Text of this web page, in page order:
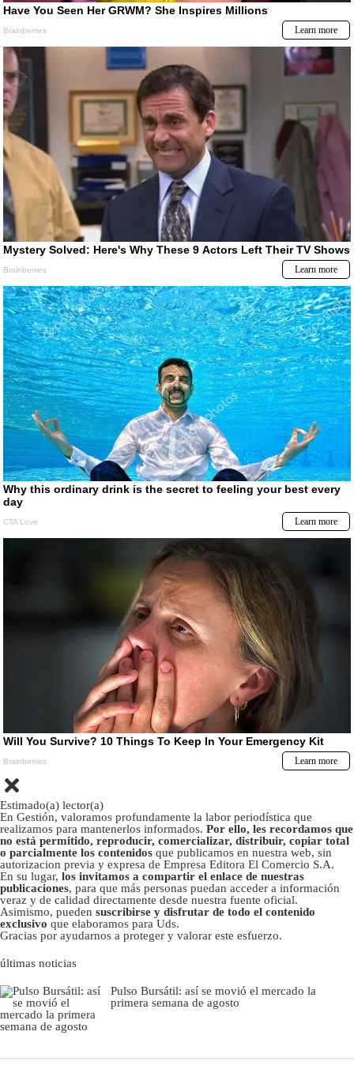
Estimado(a) lector(a)
En Gestión, valoramos profundamente la labor periodística que
realizamos para mantenerlos informados. Por ello, les recordamos que
no está permitido, reproducir, comercializar, distribuir, copiar total
o parcialmente los contenidos que publicamos en nuestra web, sin
autorizacion previa y expresa de Empresa Editora El Comercio S.A.
En su lugar, los invitamos a compartir el enlace de nuestras
publicaciones, para que más personas puedan acceder a información
veraz y de calidad directamente desde nuestra fuente oficial.
Asimismo, pueden suscribirse y disfrutar de todo el contenido
exclusivo que elaboramos para Uds.
Gracias por ayudarnos a proteger y valorar este esfuerzo.
últimas noticias
Pulso Bursátil: así se movió el mercado la
primera semana de agosto